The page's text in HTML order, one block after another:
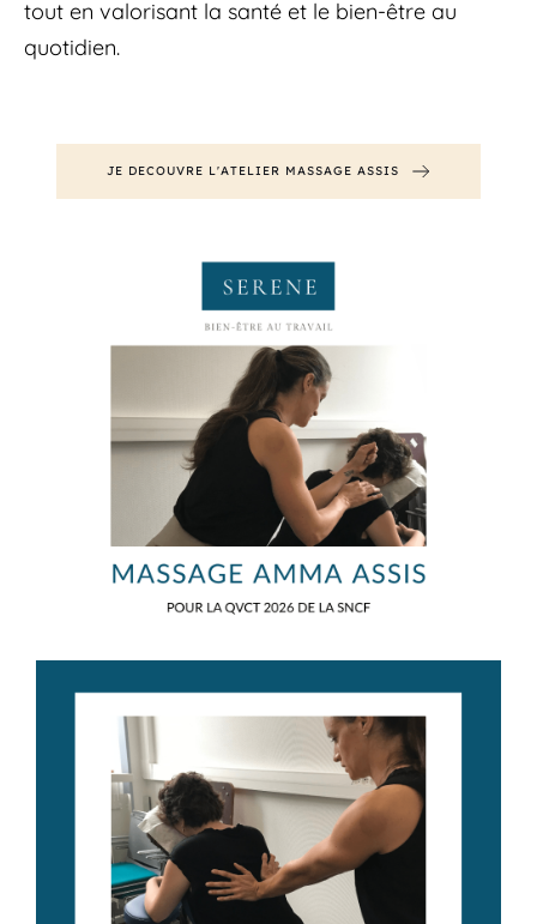
tout en valorisant la santé et le bien-être au
quotidien.
JE DECOUVRE L'ATELIER MASSAGE ASSIS